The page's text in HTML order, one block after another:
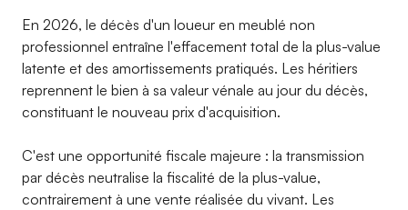
En 2026, le décès d'un loueur en meublé non
professionnel entraîne l'effacement total de la plus-value
latente et des amortissements pratiqués. Les héritiers
reprennent le bien à sa valeur vénale au jour du décès,
constituant le nouveau prix d'acquisition.
C'est une opportunité fiscale majeure : la transmission
par décès neutralise la fiscalité de la plus-value,
contrairement à une vente réalisée du vivant. Les